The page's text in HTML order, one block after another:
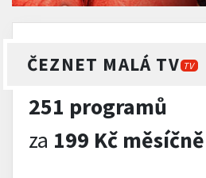
ČEZNET MALÁ TV TV
251 programů
za 199 Kč měsíčně